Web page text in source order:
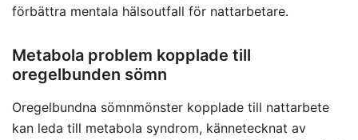
förbättra mentala hälsoutfall för nattarbetare.
Metabola problem kopplade till
oregelbunden sömn
Oregelbundna sömnmönster kopplade till nattarbete
kan leda till metabola syndrom, kännetecknat av